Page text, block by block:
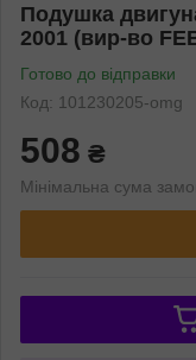
Подушка
2001 (вир-во
Готово до відправки
Код: 101230205-omg
508 ₴
Мінімальна сума